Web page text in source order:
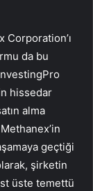
da bu
hissedar
alma
geçtiği
şirketin
üste temettü